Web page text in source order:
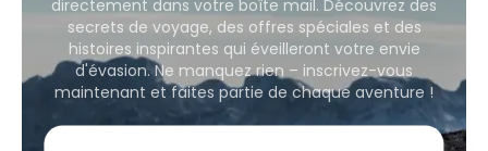
directement dans votre boîte mail. Découvrez des
secrets de voyage, des offres spéciales et des
histoires inspirantes qui éveilleront votre envie
d'évasion. Ne manquez rien – inscrivez-vous
maintenant et faites partie de chaque aventure !